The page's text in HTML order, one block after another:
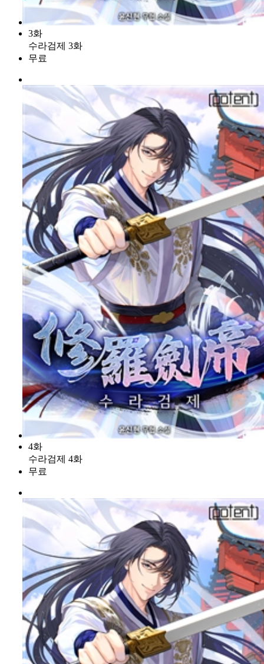
3화
수라검제 3화
무료
4화
수라검제 4화
무료